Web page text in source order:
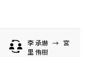
李 承爀 → 宮
里 侑樹